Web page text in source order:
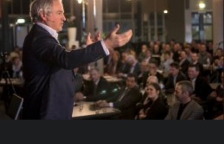
“Een maatwerkpresentatie van Guido Thys”: dat is een
pleonasme. Al mijn presentaties zijn namelijk 100%
maatwerk.
Optie nemen